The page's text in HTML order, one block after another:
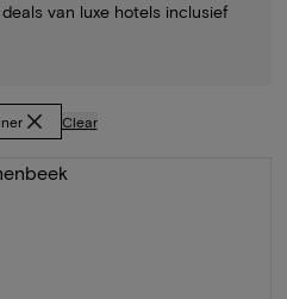
van luxe hotels inclusief
Clear